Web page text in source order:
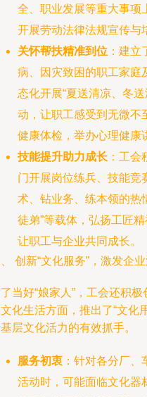
全、职业发展等重大事项
开展劳动法律法规宣传与
关怀帮扶精准到位 ：建
病、因灾致困的职工家庭
态化开展“夏送清凉、冬
动，让职工感受到无微不
健康体检，举办心理健康
技能提升助力成长 ：工
门开展岗位练兵、技能竞
术、钻业务、练本领的热
徒弟”等载体，弘扬工匠
让职工与企业共同成长。
创新“文化服务”，激发企
当好“娘家人”，工会还积
化生活方面，推出了“文化
层文化活力的有效抓手。
服务初衷 ：针对各分厂
活动时，可能面临文化器